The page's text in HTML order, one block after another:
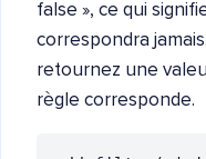
false », ce qui
correspondra
retournez une
règle corresponde.